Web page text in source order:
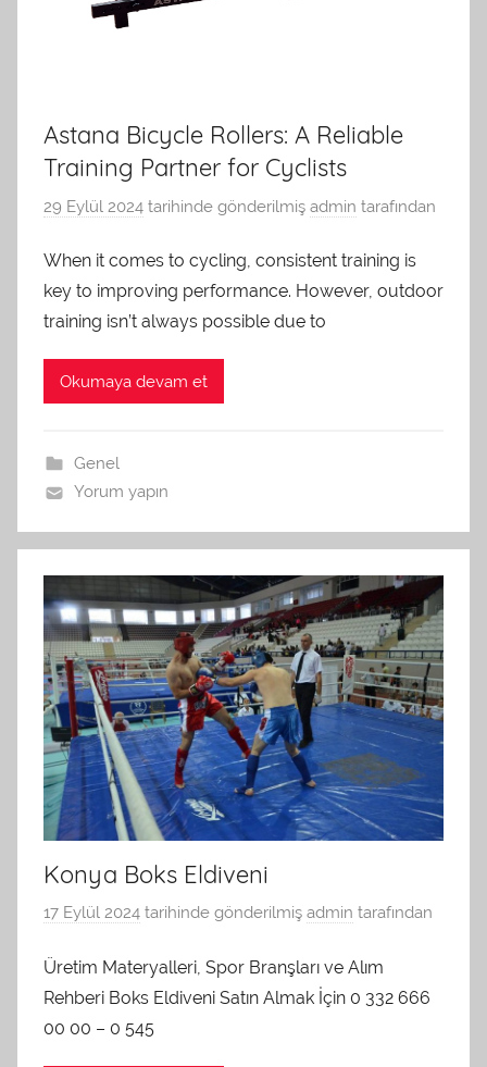
Astana Bicycle Rollers: A Reliable
Training Partner for Cyclists
29 Eylül 2024 tarihinde gönderilmiş admin tarafından
When it comes to cycling, consistent training is
key to improving performance. However, outdoor
training isn’t always possible due to
Okumaya devam et
Genel
Yorum yapın
Konya Boks Eldiveni
17 Eylül 2024 tarihinde gönderilmiş admin tarafından
Üretim Materyalleri, Spor Branşları ve Alım
Rehberi Boks Eldiveni Satın Almak İçin 0 332 666
00 00 – 0 545